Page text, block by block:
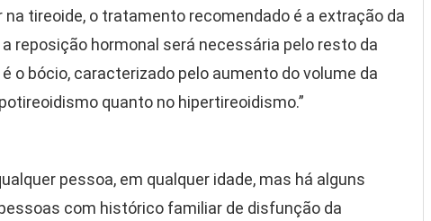
na tireoide, o tratamento recomendado é a extração da
reposição hormonal será necessária pelo resto da
o bócio, caracterizado pelo aumento do volume da
quanto no hipertireoidismo.”
pessoa, em qualquer idade, mas há alguns
com histórico familiar de disfunção da